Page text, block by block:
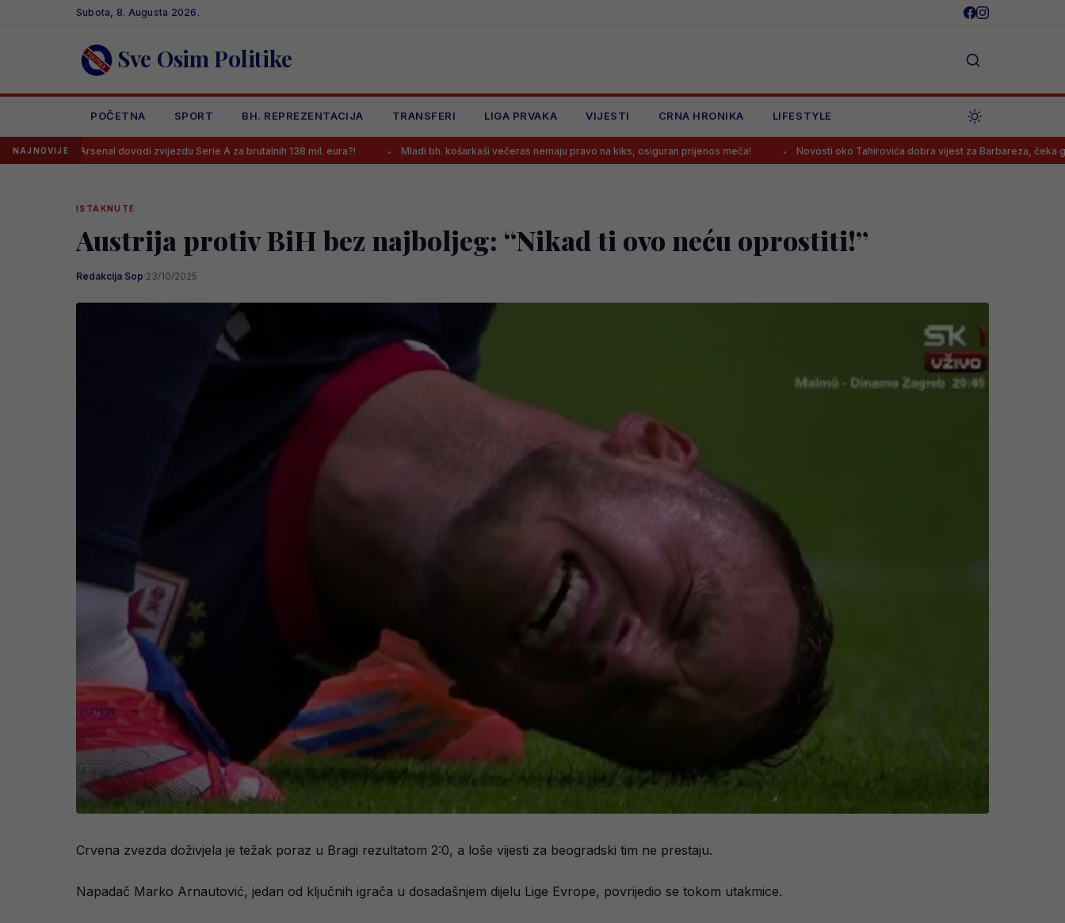
Subota, 8. Augusta 2026.
Sve Osim Politike
POČETNA SPORT BH. REPREZENTACIJA TRANSFERI LIGA PRVAKA VIJESTI CRNA HRONIKA LIFESTYLE
NAJNOVIJE
dovodi zvijezdu Serie A za brutalnih 138 mil. eura?! Mladi bh. košarkaši večeras nemaju pravo na kiks, osiguran prijenos meča! Novosti oko Tahirovića dobra vijest za Barbareza, čeka ga Bundesliga?
ISTAKNUTE
Austrija protiv BiH bez najboljeg: “Nikad ti ovo neću oprostiti!”
Redakcija Sop·23/10/2025
Crvena zvezda doživjela je težak poraz u Bragi rezultatom 2:0, a loše vijesti za beogradski tim ne prestaju.
Napadač Marko Arnautović, jedan od ključnih igrača u dosadašnjem dijelu Lige Evrope, povrijedio se tokom utakmice.